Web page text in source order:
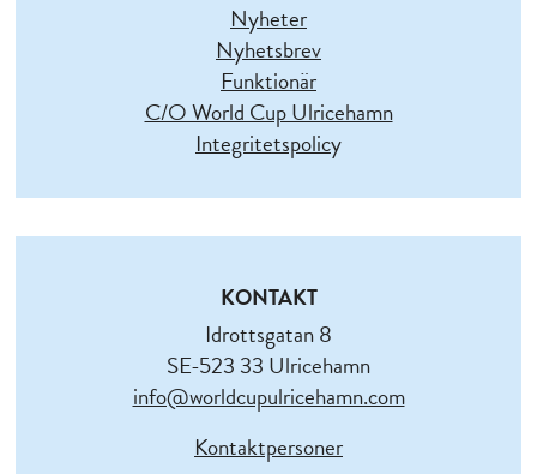
Nyheter
Nyhetsbrev
Funktionär
C/O World Cup Ulricehamn
Integritetspolicy
KONTAKT
Idrottsgatan 8
SE-523 33 Ulricehamn
info@worldcupulricehamn.com
Kontaktpersoner